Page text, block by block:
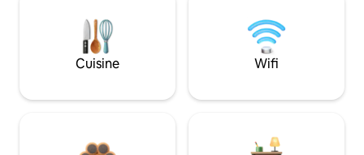
Cuisine Wifi